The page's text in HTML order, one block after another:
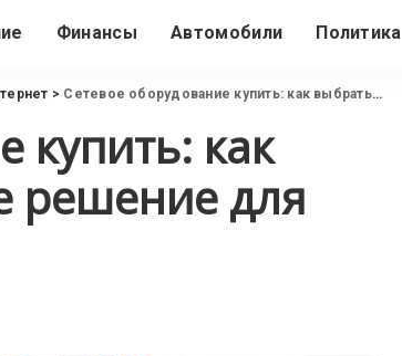
Финансы Автомобили Политика
> Сетевое оборудование купить: как выбрать оптимальное решение для бизнеса
купить: как
решение для